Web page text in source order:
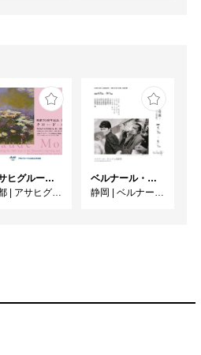
アサヒグループ大山崎山荘美術館 開館30周年記念展「没後100年 クロード・モネ」
| アサヒグループ大山崎山荘美術館
ベルナール・ビュフェと写真 ーカメラがとらえたビュフェとその時代、そして21 世紀へ
静岡 | ベルナール・ビュフェ美術館